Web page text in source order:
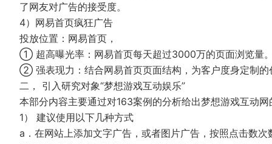
了网友对广告的接受度。
4）网易首页疯狂广告
投放位置：网易首页，
① 超高曝光率：网易首页每天超过3000万的页面浏览量
② 强表现力：结合网易首页页面结构，为客户度身定制的
二， 引入研究对象“梦想游戏互动娱乐”
本部分内容主要通过对163案例的分析给出梦想游戏互动
1） 建议使用以下几种方式
a．在网站上添加文字广告，或者图片广告，按照点击数次